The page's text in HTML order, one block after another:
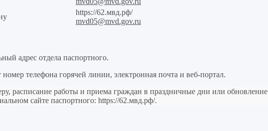
https://62.мвд.рф/
mvd05@mvd.gov.ru
адрес отдела паспортного.
телефона горячей линии, электронная почта и веб-портал.
расписание работы и приема граждан в праздничные дни или обновление
сайте паспортного: https://62.мвд.рф/.